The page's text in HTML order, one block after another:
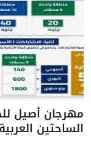
مهرجان أصيل
الساحتين